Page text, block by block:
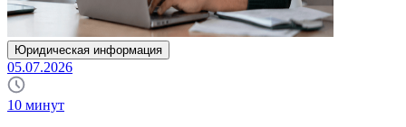
Юридическая информация
05.07.2026
10 минут